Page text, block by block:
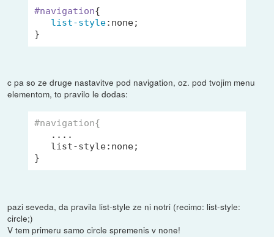
#navigation{
list-style:none;
c pa so ze druge nastavitve pod navigation, oz. pod tvojim menu
elementom, to pravilo le dodas:
#navigation{
   ....
list-style:none;
pazi seveda, da pravila list-style ze ni notri (recimo: list-style:
circle;)
V tem primeru samo circle spremenis v none!